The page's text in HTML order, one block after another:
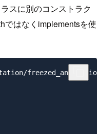
スに別のコンストラク
ではなくimplementsを使